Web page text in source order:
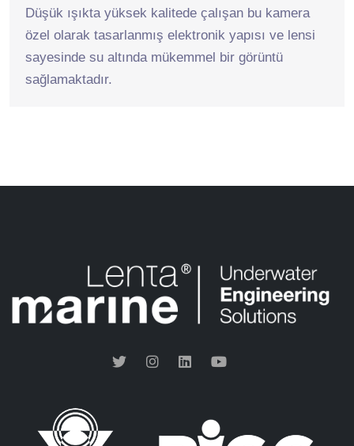
Düşük ışıkta yüksek kalitede çalışan bu kamera
özel olarak tasarlanmış elektronik yapısı ve lensi
sayesinde su altında mükemmel bir görüntü
sağlamaktadır.